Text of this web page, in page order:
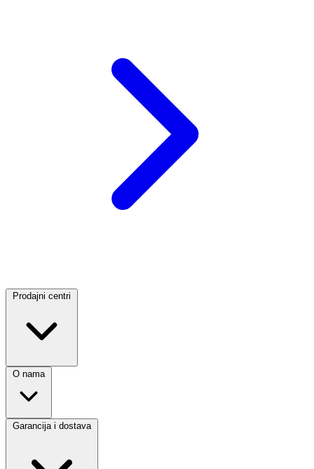
Prodajni centri
O nama
Garancija i dostava